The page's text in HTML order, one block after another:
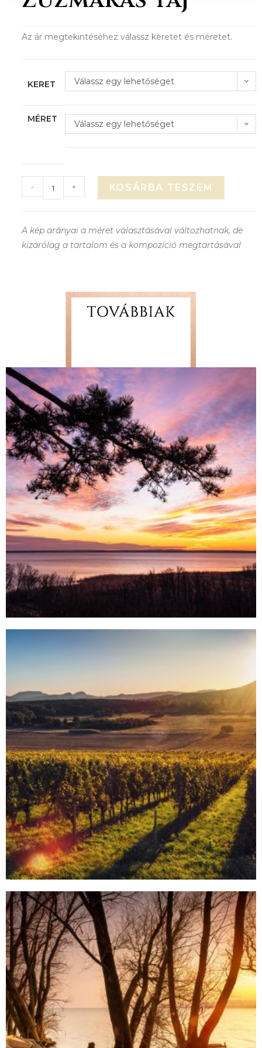
Az ár megtekintéséhez válassz keretet és méretet.
KERET Válassz egy lehetőséget
MÉRET Válassz egy lehetőséget
- + KOSÁRBA TESZEM
A kép arányai a méret választásával változhatnak, de
kizárólag a tartalom és a kompozíció megtartásával